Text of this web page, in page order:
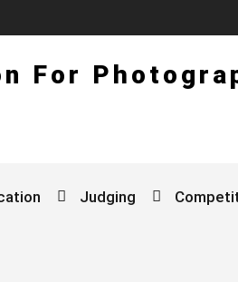
For
Judging